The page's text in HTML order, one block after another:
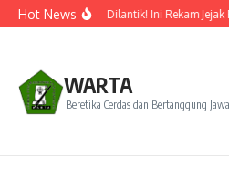
Lewati ke konten
Hot NewsResmi Dilantik! Ini Rekam
WARTA
Beretika Cerdas dan Bertanggung